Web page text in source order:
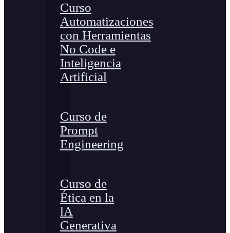
Curso
Automatizaciones
con Herramientas
No Code e
Inteligencia
Artificial
Curso de
Prompt
Engineering
Curso de
Ética en la
lA
Generativa